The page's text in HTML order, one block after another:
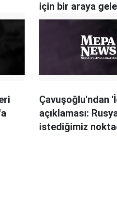
için bir araya
Çavuşoğlu'ndan
açıklaması:
istediğimiz